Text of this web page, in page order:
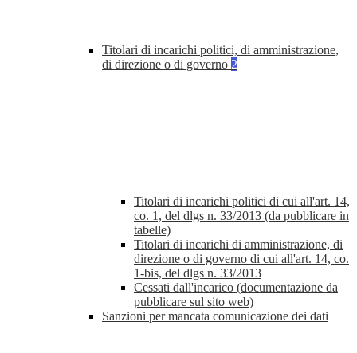
Titolari di incarichi politici, di amministrazione,
di direzione o di governo 2
Titolari di incarichi politici di cui all'art. 14,
co. 1, del dlgs n. 33/2013 (da pubblicare in
tabelle)
Titolari di incarichi di amministrazione, di
direzione o di governo di cui all'art. 14, co.
1-bis, del dlgs n. 33/2013
Cessati dall'incarico (documentazione da
pubblicare sul sito web)
Sanzioni per mancata comunicazione dei dati